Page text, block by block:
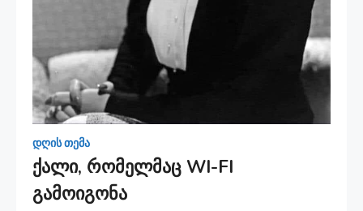
დღის თემა
ქალი, რომელმაც WI-FI
გამოიგონა